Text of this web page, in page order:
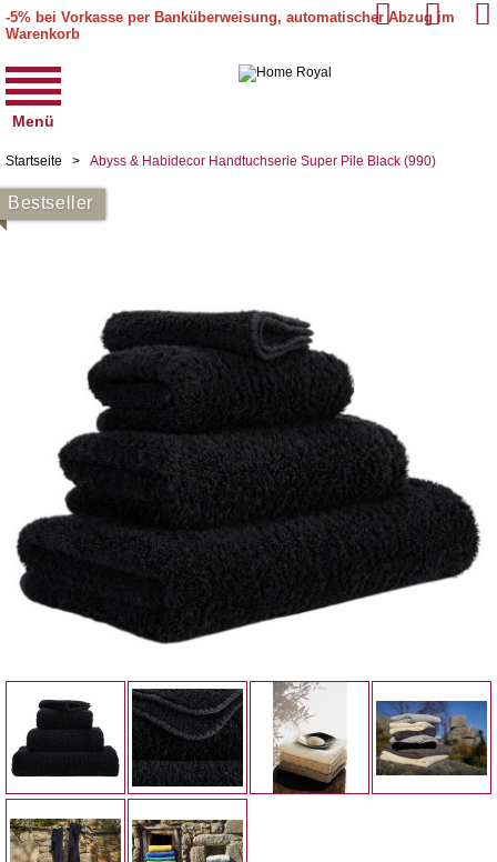
-5% bei Vorkasse per Banküberweisung, automatischer Abzug im
Warenkorb
Menü
Startseite > Abyss & Habidecor Handtuchserie Super Pile Black (990)
Bestseller